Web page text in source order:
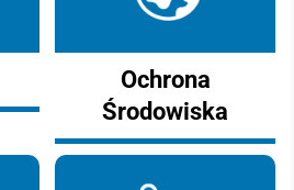
Ochrona
Środowiska